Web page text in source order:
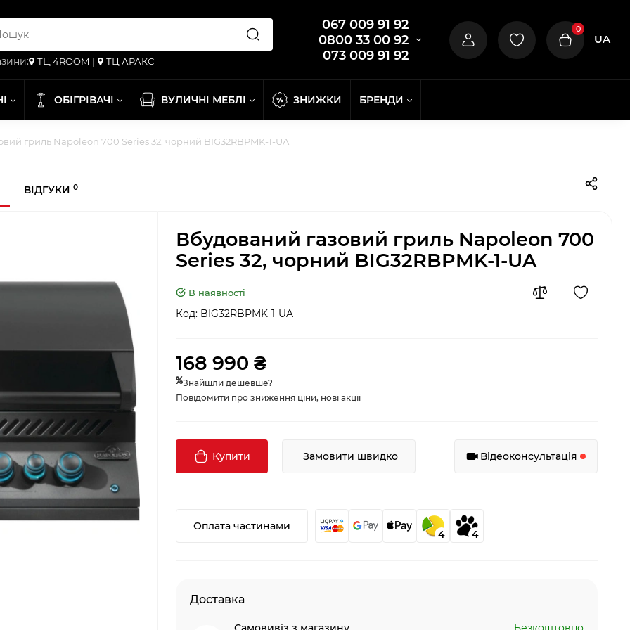
067 009 91 92
0800 33 00 92
073 009 91 92
ТЦ 4ROOM | ТЦ АРАКС
0
UA
ОБІГРІВАЧІ ВУЛИЧНІ МЕБЛІ ЗНИЖКИ БРЕНДИ
гриль Napoleon 700 Series 32, чорний BIG32RBPMK-1-UA
ВІДГУКИ 0
Вбудований газовий гриль Napoleon 700
Series 32, чорний BIG32RBPMK-1-UA
В наявності
Код: BIG32RBPMK-1-UA
168 990 ₴
Знайшли дешевше?
Повідомити про зниження ціни, нові акції
Купити Замовити швидко Відеоконсультація
Оплата частинами
4 4
Доставка